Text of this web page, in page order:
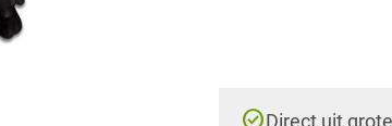
check_circle